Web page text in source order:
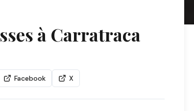
à Carratraca
Facebook X